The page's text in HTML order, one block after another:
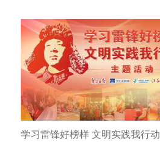
学习雷锋好榜样 文明实践我行动